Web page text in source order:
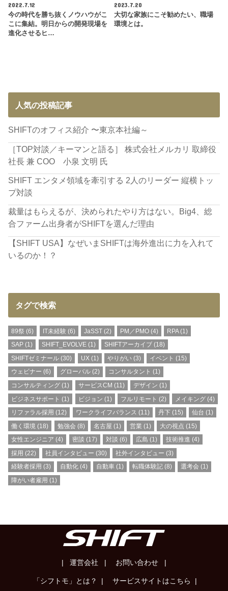
2022.7.12
今の時代を勝ち抜くノウハウがこ
こに集結。明日からの開発現場を
進化させるヒ…
2023.7.20
大切な家族にこそ勧めたい、職場
環境とは。
人気の投稿記事
SHIFTのオフィス紹介 〜東京本社編～
［TOP対談／キーマンと語る］ 株式会社メルカリ 取締役
社長 兼 COO 小泉 文明 氏
SHIFT エンタメ領域を牽引する 2人のリーダー 縦横トッ
プ対談
裁量はもらえるが、決められたやり方はない。Big4、総
合ファーム出身者がSHIFTを選んだ理由
【SHIFT USA】なぜいまSHIFTは海外進出に力を入れて
いるのか！？
タグで検索
89祭 (6) IT未経験 (6) JaSST(2) PM／PMO (4) RPA(1)
SAP (1) SHIFT_EVOLVE(1) SHIFTアーカイブ(18)
SHIFTゼミナール (30) UX (1) やりがい(3) イベント (15)
ウェビナー (6) グローバル(2) コンサルタント (1)
コンサルティング (1) サービスCM (11) デザイン (1)
ビジネスサポート (1) ビジョン (1) フルリモート (2) メイキング (4)
リファラル採用 (12) ワークライフバランス (11) 丹下(15) 仙台 (1)
働く環境 (18) 勉強会 (8) 名古屋 (1) 営業 (1) 大の視点 (15)
女性エンジニア (4) 密談 (17) 対談 (6) 広島 (1) 技術推進 (4)
採用 (22) 社員インタビュー (30) 社外インタビュー (3)
経験者採用 (3) 自動化(4) 自動車(1) 転職体験記 (8) 選考会 (1)
障がい者雇用 (1)
| 運営会社 | お問い合わせ |
「シフトモ」とは？ | サービスサイトはこちら |